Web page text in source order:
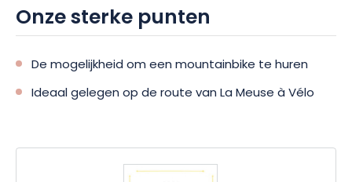
Onze sterke punten
De mogelijkheid om een mountainbike te huren
Ideaal gelegen op de route van La Meuse à Vélo